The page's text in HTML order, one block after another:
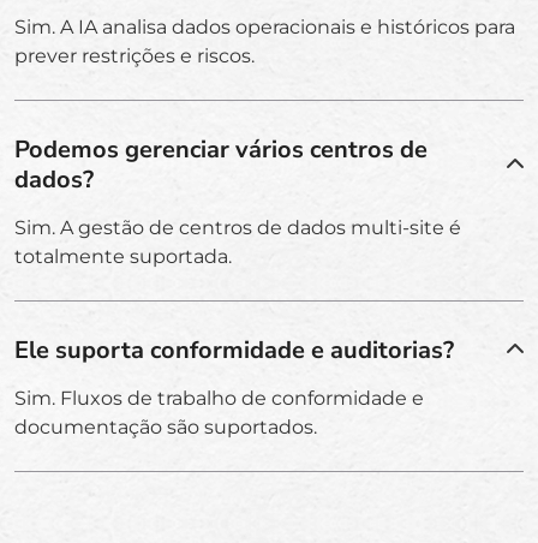
Sim. A IA analisa dados operacionais e históricos para
prever restrições e riscos.
Podemos gerenciar vários centros de
dados?
Sim. A gestão de centros de dados multi-site é
totalmente suportada.
Ele suporta conformidade e auditorias?
Sim. Fluxos de trabalho de conformidade e
documentação são suportados.